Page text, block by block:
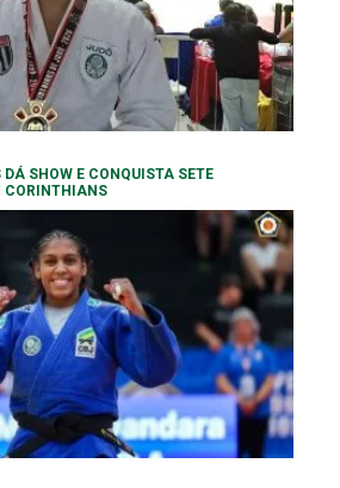
SHOW E CONQUISTA SETE
CORINTHIANS